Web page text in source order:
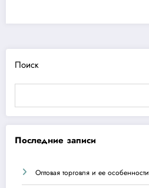
Поиск
Последние записи
Оптовая торговля и ее особенности